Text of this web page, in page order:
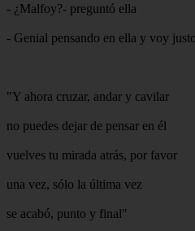
- ¿Malfoy?- preguntó ella
- Genial pensando en ella y voy
"Y ahora cruzar, andar y cavilar
no puedes dejar de pensar en él
vuelves tu mirada atrás, por favor
una vez, sólo la última vez
se acabó, punto y final"